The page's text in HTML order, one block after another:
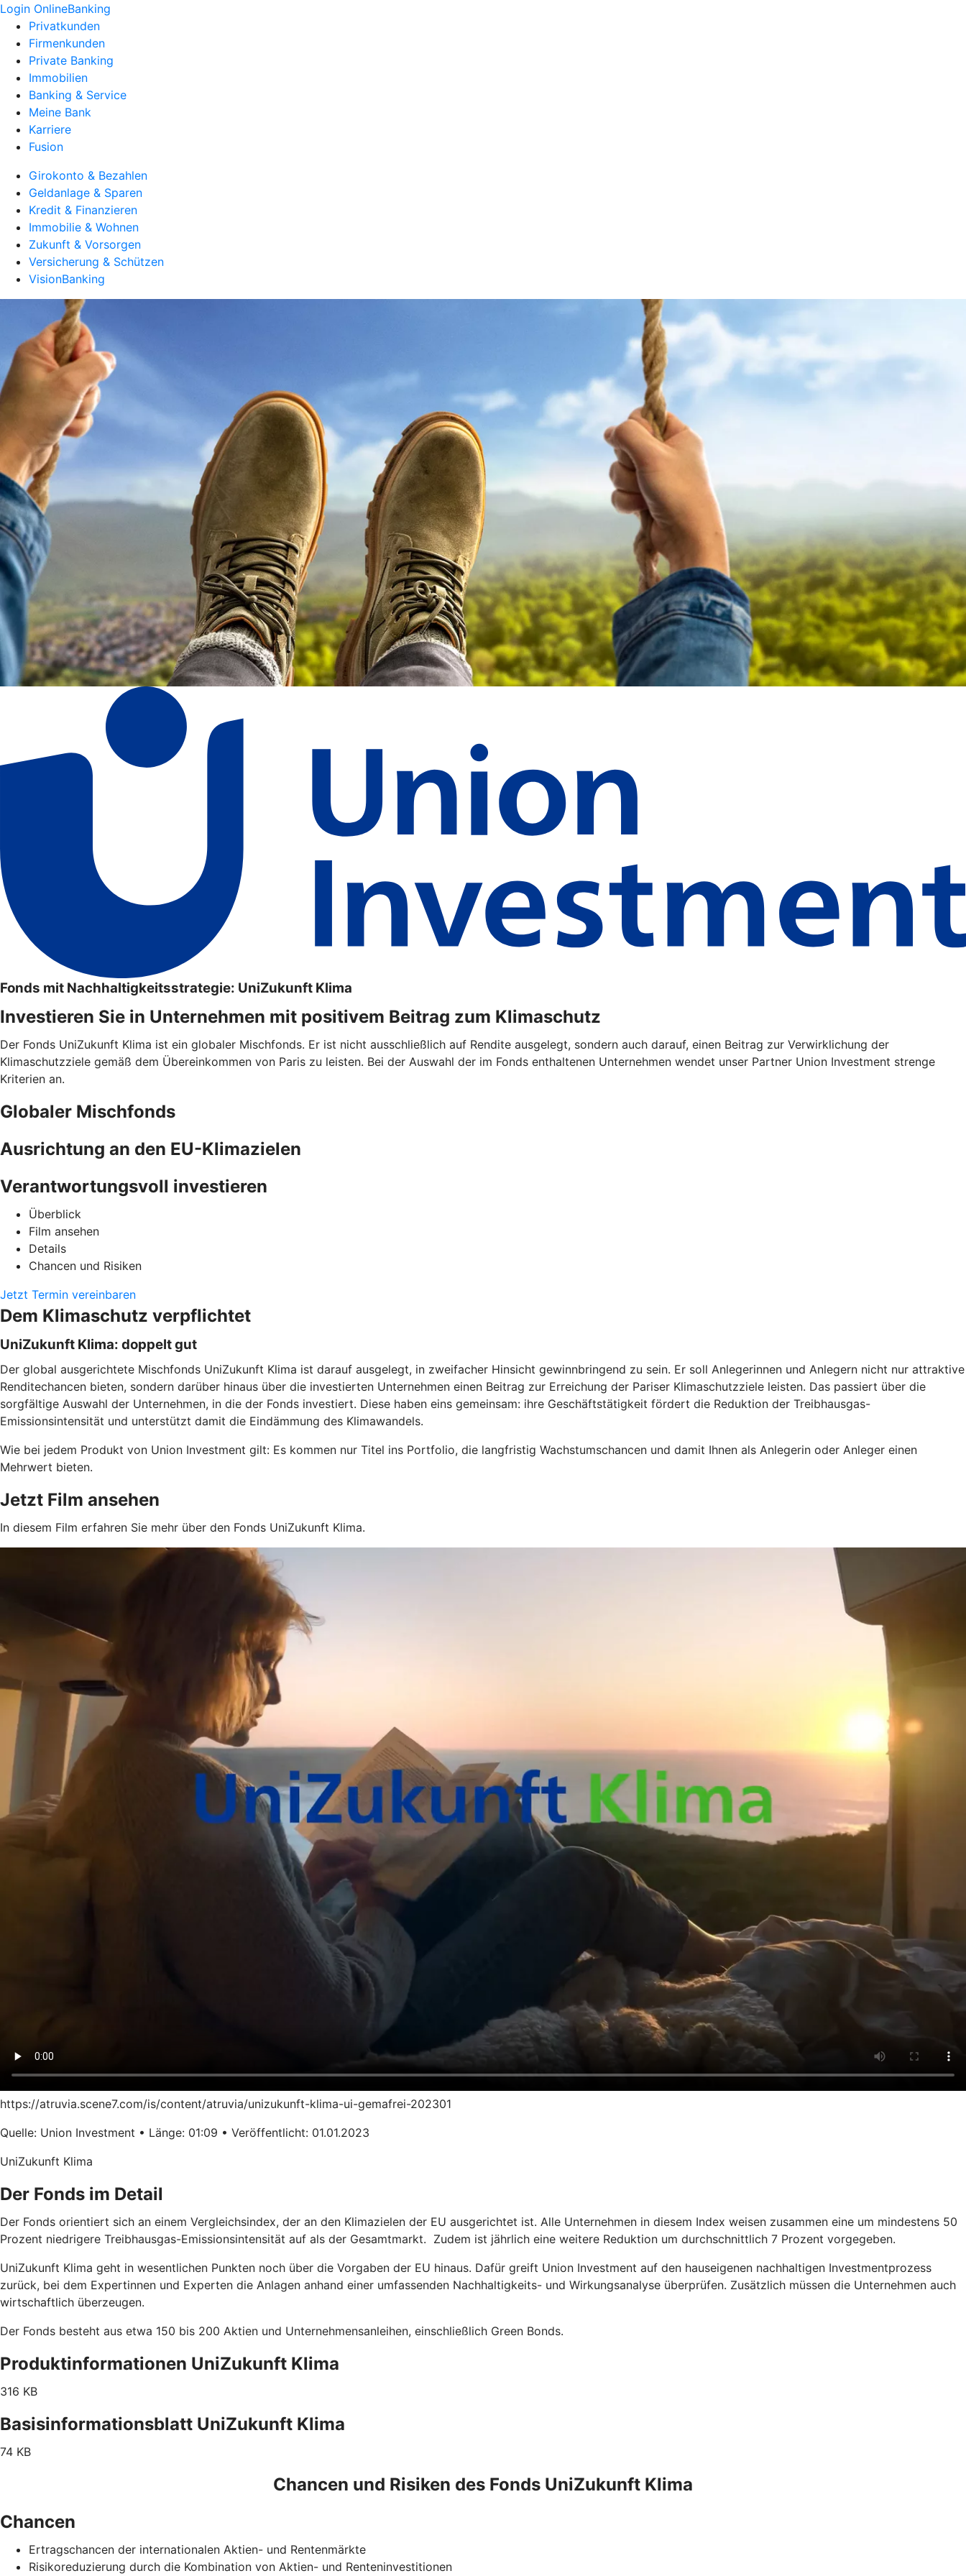
Login OnlineBanking
Privatkunden
Firmenkunden
Private Banking
Immobilien
Banking & Service
Meine Bank
Karriere
Fusion
Girokonto & Bezahlen
Geldanlage & Sparen
Kredit & Finanzieren
Immobilie & Wohnen
Zukunft & Vorsorgen
Versicherung & Schützen
VisionBanking
Fonds mit Nachhaltigkeitsstrategie: UniZukunft Klima
Investieren Sie in Unternehmen mit positivem Beitrag zum Klimaschutz
Der Fonds UniZukunft Klima ist ein globaler Mischfonds. Er ist nicht ausschließlich auf Rendite ausgelegt, sondern auch darauf, einen Beitrag zur Verwirklichung der
Klimaschutzziele gemäß dem Übereinkommen von Paris zu leisten. Bei der Auswahl der im Fonds enthaltenen Unternehmen wendet unser Partner Union Investment strenge
Kriterien an.
Globaler Mischfonds
Ausrichtung an den EU-Klimazielen
Verantwortungsvoll investieren
Überblick
Film ansehen
Details
Chancen und Risiken
Jetzt Termin vereinbaren
Dem Klimaschutz verpflichtet
UniZukunft Klima: doppelt gut
Der global ausgerichtete Mischfonds UniZukunft Klima ist darauf ausgelegt, in zweifacher Hinsicht gewinnbringend zu sein. Er soll Anlegerinnen und Anlegern nicht nur attraktive
Renditechancen bieten, sondern darüber hinaus über die investierten Unternehmen einen Beitrag zur Erreichung der Pariser Klimaschutzziele leisten. Das passiert über die
sorgfältige Auswahl der Unternehmen, in die der Fonds investiert. Diese haben eins gemeinsam: ihre Geschäftstätigkeit fördert die Reduktion der Treibhausgas-
Emissionsintensität und unterstützt damit die Eindämmung des Klimawandels.
Wie bei jedem Produkt von Union Investment gilt: Es kommen nur Titel ins Portfolio, die langfristig Wachstumschancen und damit Ihnen als Anlegerin oder Anleger einen
Mehrwert bieten.
Jetzt Film ansehen
In diesem Film erfahren Sie mehr über den Fonds UniZukunft Klima.
https://atruvia.scene7.com/is/content/atruvia/unizukunft-klima-ui-gemafrei-202301
Quelle: Union Investment • Länge: 01:09 • Veröffentlicht: 01.01.2023
UniZukunft Klima
Der Fonds im Detail
Der Fonds orientiert sich an einem Vergleichsindex, der an den Klimazielen der EU ausgerichtet ist. Alle Unternehmen in diesem Index weisen zusammen eine um mindestens 50
Prozent niedrigere Treibhausgas-Emissionsintensität auf als der Gesamtmarkt. Zudem ist jährlich eine weitere Reduktion um durchschnittlich 7 Prozent vorgegeben.
UniZukunft Klima geht in wesentlichen Punkten noch über die Vorgaben der EU hinaus. Dafür greift Union Investment auf den hauseigenen nachhaltigen Investmentprozess
zurück, bei dem Expertinnen und Experten die Anlagen anhand einer umfassenden Nachhaltigkeits- und Wirkungsanalyse überprüfen. Zusätzlich müssen die Unternehmen auch
wirtschaftlich überzeugen.
Der Fonds besteht aus etwa 150 bis 200 Aktien und Unternehmensanleihen, einschließlich Green Bonds.
Produktinformationen UniZukunft Klima
316 KB
Basisinformationsblatt UniZukunft Klima
74 KB
Chancen und Risiken des Fonds UniZukunft Klima
Chancen
Ertragschancen der internationalen Aktien- und Rentenmärkte
Risikoreduzierung durch die Kombination von Aktien- und Renteninvestitionen